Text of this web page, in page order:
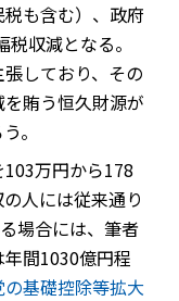
も含む）、政府
収減となる。
しており、その
賄う恒久財源が
。
万円から178
人には従来通り
場合には、筆者
間1030億円程
基礎控除等拡大